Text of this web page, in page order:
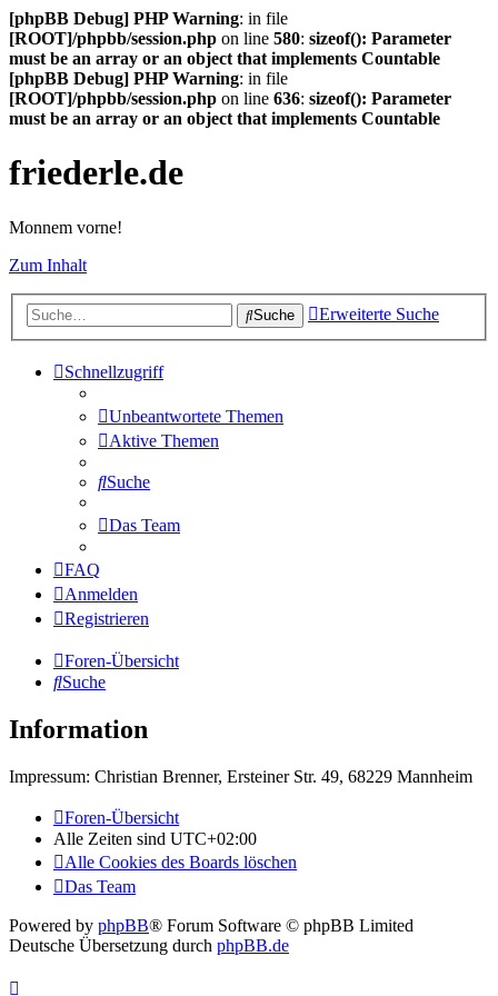
[phpBB Debug] PHP Warning: in file
[ROOT]/phpbb/session.php on line 580: sizeof(): Parameter
must be an array or an object that implements Countable
[phpBB Debug] PHP Warning: in file
[ROOT]/phpbb/session.php on line 636: sizeof(): Parameter
must be an array or an object that implements Countable
friederle.de
Monnem vorne!
Zum Inhalt
Suche Erweiterte Suche
Schnellzugriff
Unbeantwortete Themen
Aktive Themen
Suche
Das Team
FAQ
Anmelden
Registrieren
Foren-Übersicht
Suche
Information
Impressum: Christian Brenner, Ersteiner Str. 49, 68229 Mannheim
Foren-Übersicht
Alle Zeiten sind UTC+02:00
Alle Cookies des Boards löschen
Das Team
Powered by phpBB® Forum Software © phpBB Limited
Deutsche Übersetzung durch phpBB.de